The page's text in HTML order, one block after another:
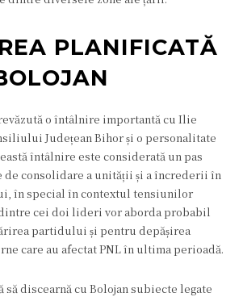
PLANIFICATĂ
o întâlnire importantă cu Ilie
Județean Bihor și o personalitate
întâlnire este considerată un pas
consolidare a unității și a încrederii în
în special în contextul tensiunilor
cei doi lideri vor aborda probabil
partidului și pentru depășirea
care au afectat PNL în ultima perioadă.
să discearnă cu Bolojan subiecte legate